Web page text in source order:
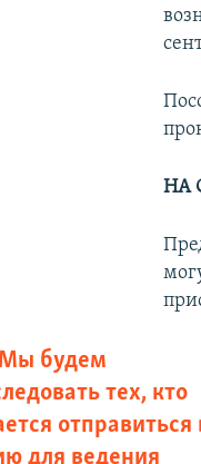
НА
Мы будем
тех, кто
отправиться
для ведения